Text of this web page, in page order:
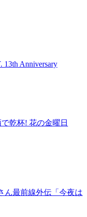
13th Anniversary
乾杯! 花の金曜日
ん最前線外伝「今夜は